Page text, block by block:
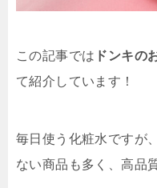
この記事では ドンキの
て紹介しています！
毎日使う化粧水ですが
ない商品も多く、高品